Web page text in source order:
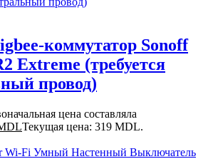
коммутатор Sonoff
Extreme (требуется
провод)
цена составляла
Текущая цена: 319 MDL.